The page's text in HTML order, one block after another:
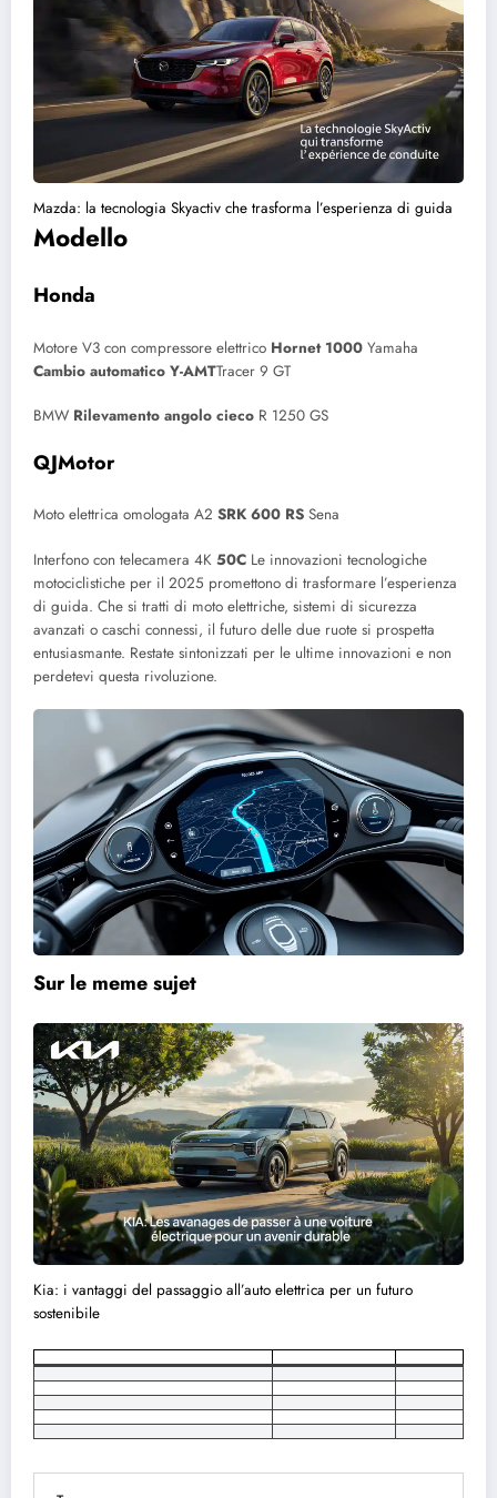
Mazda: la tecnologia Skyactiv che trasforma l’esperienza di guida
Modello
Honda
Motore V3 con compressore elettrico Hornet 1000 Yamaha
Cambio automatico Y-AMTTracer 9 GT
BMW Rilevamento angolo cieco R 1250 GS
QJMotor
Moto elettrica omologata A2 SRK 600 RS Sena
Interfono con telecamera 4K 50C Le innovazioni tecnologiche
motociclistiche per il 2025 promettono di trasformare l’esperienza
di guida. Che si tratti di moto elettriche, sistemi di sicurezza
avanzati o caschi connessi, il futuro delle due ruote si prospetta
entusiasmante. Restate sintonizzati per le ultime innovazioni e non
perdetevi questa rivoluzione.
Sur le meme sujet
Kia: i vantaggi del passaggio all’auto elettrica per un futuro
sostenibile